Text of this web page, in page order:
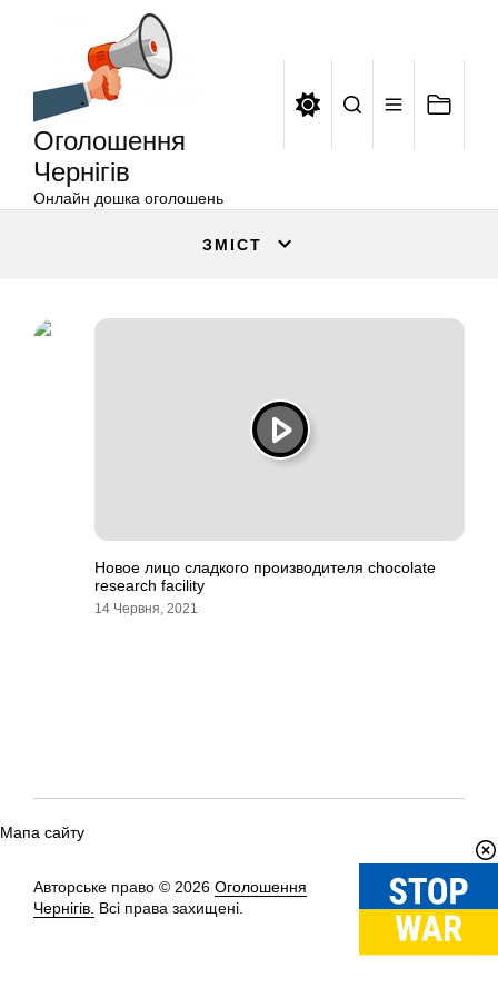
Оголошення
Чернігів
Онлайн дошка оголошень
ЗМІСТ
Новое лицо сладкого производителя chocolate
research facility
14 Червня, 2021
Мапа сайту
Авторське право © 2026 Оголошення
Чернігів. Всі права захищені.
Вгору↑